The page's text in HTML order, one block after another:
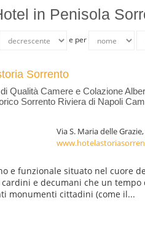
in Penisola
e per
Sorrento
Qualità Camere e Colazione
Sorrento Riviera di Napoli
Via S. Maria delle
e funzionale situato nel cuore
e decumani che un tempo
monumenti cittadini (come il...